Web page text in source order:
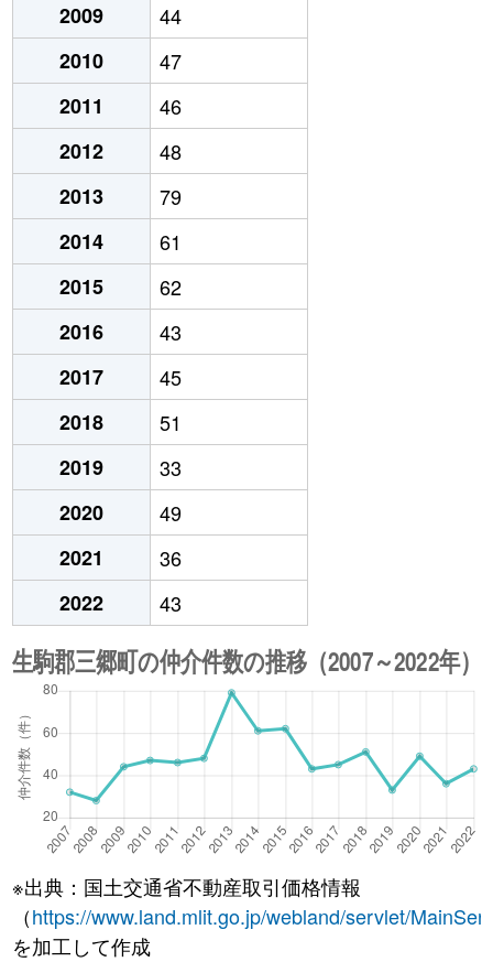
2009
44
2010
47
2011
46
2012
48
2013
79
2014
61
2015
62
2016
43
2017
45
2018
51
2019
33
2020
49
2021
36
2022
43
※出典：国土交通省不動産取引価格情報
（https://www.land.mlit.go.jp/webland/servlet/
を加工して作成